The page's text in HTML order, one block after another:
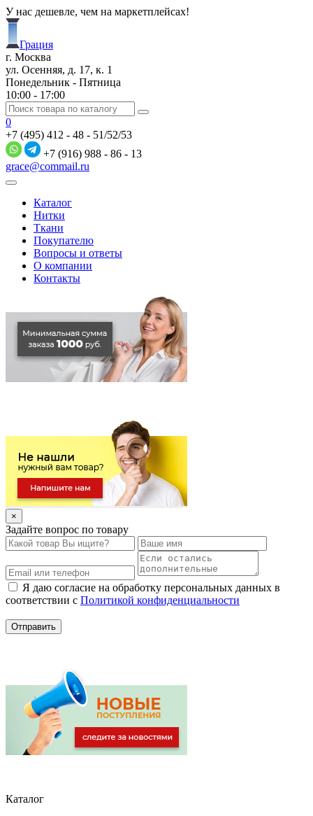
У нас дешевле, чем на маркетплейсах!
Грация
г. Москва
ул. Осенняя, д. 17, к. 1
Понедельник - Пятница
10:00 - 17:00
0
+7 (495) 412 - 48 - 51/52/53
+7 (916) 988 - 86 - 13
grace@commail.ru
Каталог
Нитки
Ткани
Покупателю
Вопросы и ответы
О компании
Контакты
×
Задайте вопрос по товару
Я даю согласие на обработку персональных данных в
соответствии с Политикой конфиденциальности
Каталог